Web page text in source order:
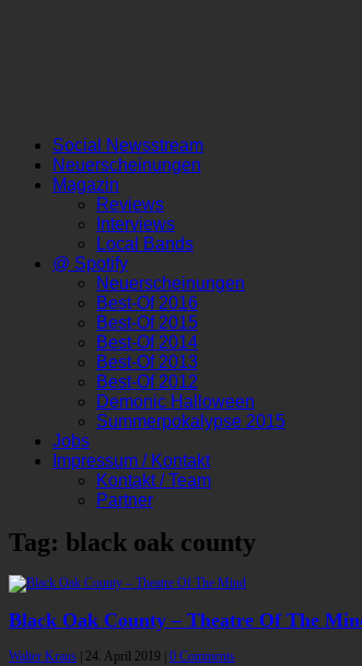
Social Newsstream
Neuerscheinungen
Magazin
Reviews
Interviews
Local Bands
@ Spotify
Neuerscheinungen
Best-Of 2016
Best-Of 2015
Best-Of 2014
Best-Of 2013
Best-Of 2012
Demonic Halloween
Summerpokalypse 2015
Jobs
Impressum / Kontakt
Kontakt / Team
Partner
Tag: black oak county
Black Oak County – Theatre Of The
Walter Kraus 24. April 2019
0 Comments